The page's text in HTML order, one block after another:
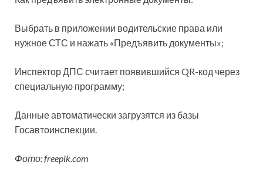
Выбрать в приложении водительские права или
нужное СТС и нажать «Предъявить документы»;
Инспектор ДПС считает появившийся QR-код через
специальную программу;
Данные автоматически загрузятся из базы
Госавтоинспекции.
Фото: freepik.com